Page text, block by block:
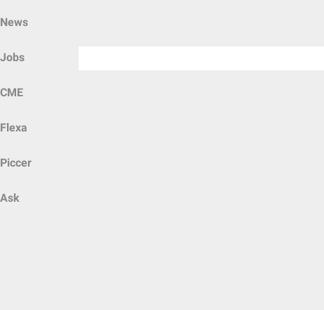
News
Jobs
CME
Flexa
Piccer
Ask